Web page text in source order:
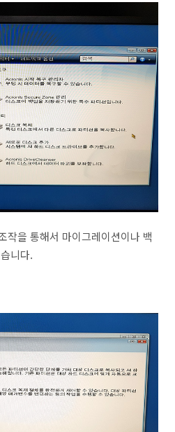
작을 통해서 마이그레이션이나 백
니다.